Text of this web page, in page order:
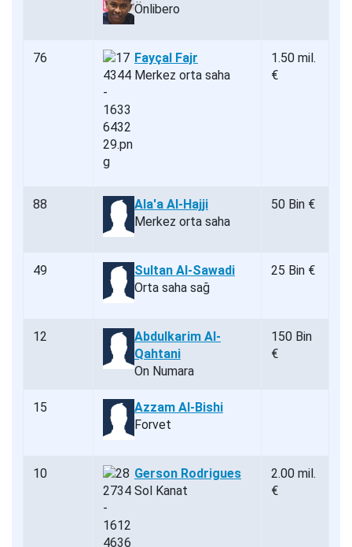
Önlibero
76
Fayçal Fajr
Merkez orta saha
1.50 mil.
€
88
Ala'a Al-Hajji
Merkez orta saha
50 Bin €
49
Sultan Al-Sawadi
Orta saha sağ
25 Bin €
12
Abdulkarim Al-
Qahtani
On Numara
150 Bin
€
15
Azzam Al-Bishi
Forvet
10
Gerson Rodrigues
Sol Kanat
2.00 mil.
€